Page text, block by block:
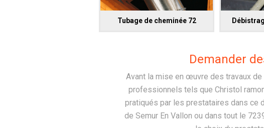
Tubage de cheminée 72
Demander
Avant la mise en œuvre des travaux
professionnels tels que Christol
pratiqués par les prestataires dans ce
de Semur En Vallon ou dans tout le